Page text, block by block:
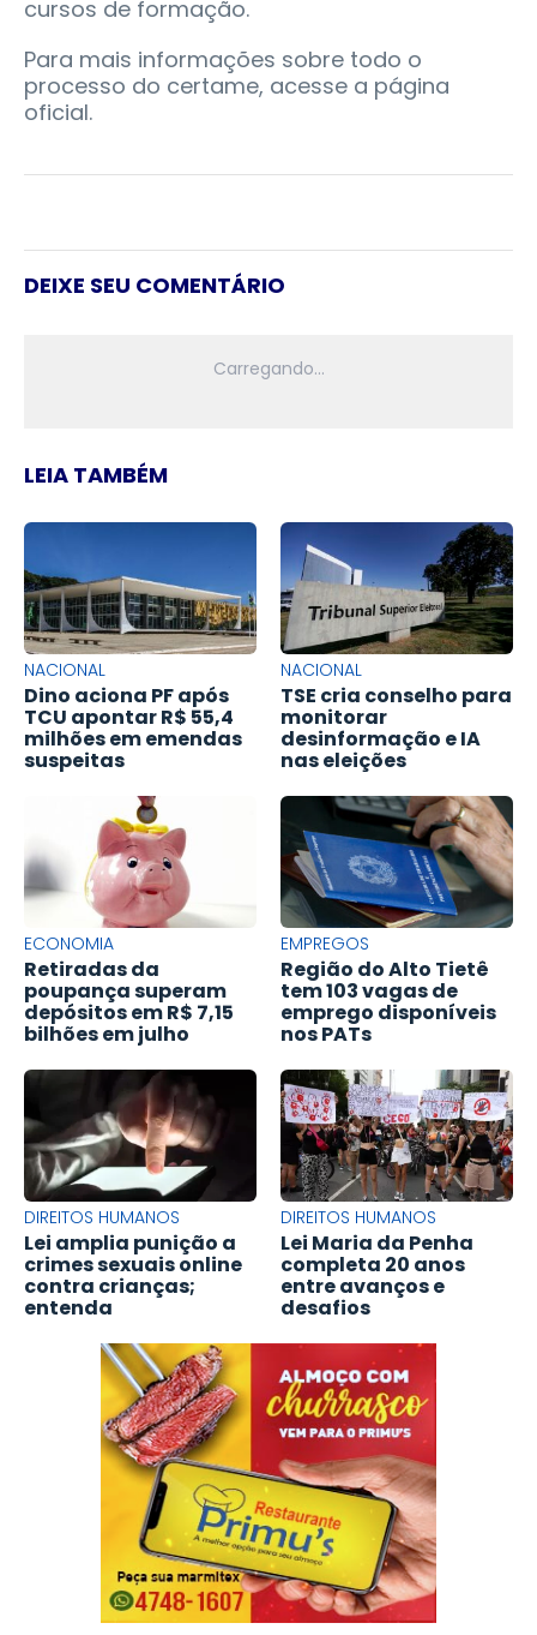
cursos de formação.
Para mais informações sobre todo o
processo do certame, acesse a página
oficial.
DEIXE SEU COMENTÁRIO
LEIA TAMBÉM
NACIONAL
Dino aciona PF após
TCU apontar R$ 55,4
milhões em emendas
suspeitas
NACIONAL
TSE cria conselho para
monitorar
desinformação e IA
nas eleições
ECONOMIA
Retiradas da
poupança superam
depósitos em R$ 7,15
bilhões em julho
EMPREGOS
Região do Alto Tietê
tem 103 vagas de
emprego disponíveis
nos PATs
DIREITOS HUMANOS
Lei amplia punição a
crimes sexuais online
contra crianças;
entenda
DIREITOS HUMANOS
Lei Maria da Penha
completa 20 anos
entre avanços e
desafios